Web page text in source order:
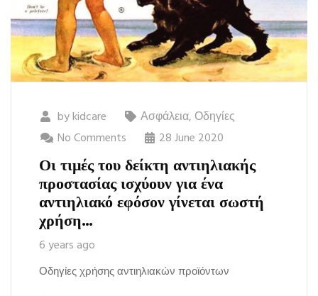
bykidcare Ασφάλεια, Οδηγίες
No Comments
28 June 2020
Οι τιμές του δείκτη αντιηλιακής
προστασίας ισχύουν για ένα
αντιηλιακό εφόσον γίνεται σωστή
χρήση…
6 years ago
Οδηγίες χρήσης αντιηλιακών προϊόντων